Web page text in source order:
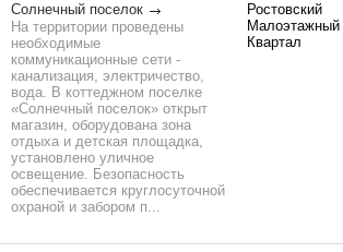
Солнечный поселок
На территории проведены
необходимые
коммуникационные сети -
канализация, электричество,
вода. В коттеджном поселке
«Солнечный поселок» открыт
магазин, оборудована зона
отдыха и детская площадка,
установлено уличное
освещение. Безопасность
обеспечивается круглосуточной
охраной и забором п...
Ростовский
Малоэтажный
Квартал